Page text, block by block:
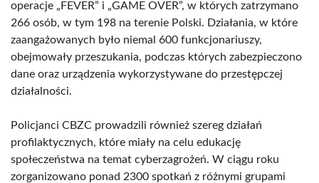
operacje „FEVER” i „GAME OVER”, w których zatrzymano
266 osób, w tym 198 na terenie Polski. Działania, w które
zaangażowanych było niemal 600 funkcjonariuszy,
obejmowały przeszukania, podczas których zabezpieczono
dane oraz urządzenia wykorzystywane do przestępczej
działalności.
Policjanci CBZC prowadzili również szereg działań
profilaktycznych, które miały na celu edukację
społeczeństwa na temat cyberzagrożeń. W ciągu roku
zorganizowano ponad 2300 spotkań z różnymi grupami